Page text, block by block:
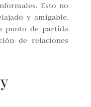
Esto no
y amigable,
punto de partida
de relaciones